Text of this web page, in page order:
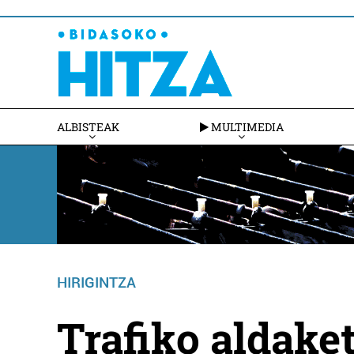
ALBISTEAK MULTIMEDIA
HIRIGINTZA
Trafiko